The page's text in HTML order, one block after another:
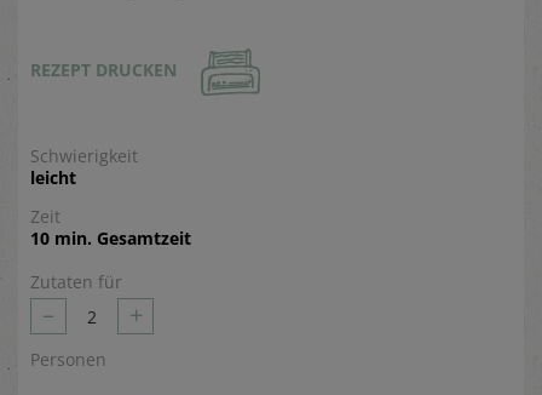
REZEPT DRUCKEN
Schwierigkeit
leicht
Zeit
10 min. Gesamtzeit
Zutaten für
– 2 +
Personen